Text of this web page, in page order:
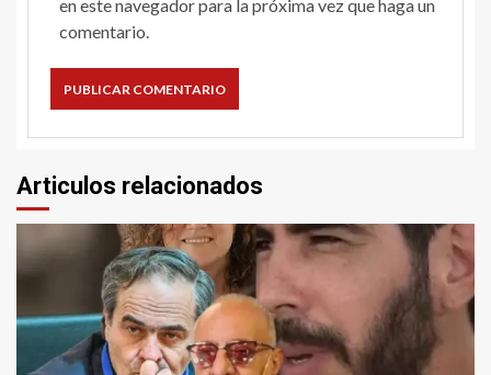
en este navegador para la próxima vez que haga un
comentario.
Articulos relacionados